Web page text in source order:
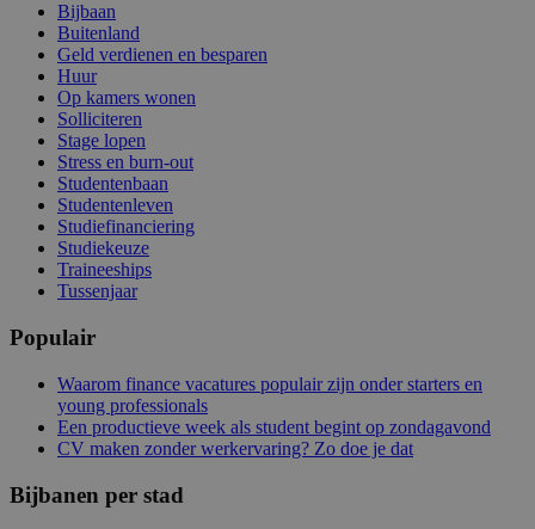
Bijbaan
Buitenland
Geld verdienen en besparen
Huur
Op kamers wonen
Solliciteren
Stage lopen
Stress en burn-out
Studentenbaan
Studentenleven
Studiefinanciering
Studiekeuze
Traineeships
Tussenjaar
Populair
Waarom finance vacatures populair zijn onder starters en
young professionals
Een productieve week als student begint op zondagavond
CV maken zonder werkervaring? Zo doe je dat
Bijbanen per stad